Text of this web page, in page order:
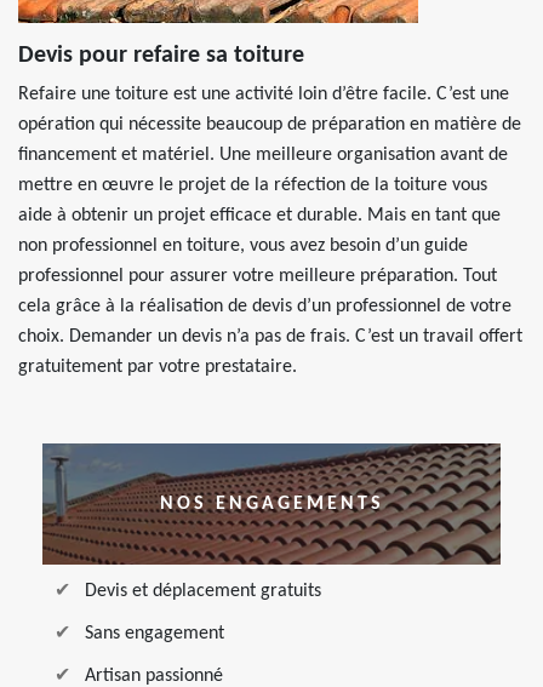
Devis pour refaire sa toiture
Refaire une toiture est une activité loin d’être facile. C’est une
opération qui nécessite beaucoup de préparation en matière de
financement et matériel. Une meilleure organisation avant de
mettre en œuvre le projet de la réfection de la toiture vous
aide à obtenir un projet efficace et durable. Mais en tant que
non professionnel en toiture, vous avez besoin d’un guide
professionnel pour assurer votre meilleure préparation. Tout
cela grâce à la réalisation de devis d’un professionnel de votre
choix. Demander un devis n’a pas de frais. C’est un travail offert
gratuitement par votre prestataire.
NOS ENGAGEMENTS
Devis et déplacement gratuits
Sans engagement
Artisan passionné